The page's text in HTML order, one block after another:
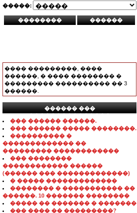
�����:
���� ���������, ����
������, � ���� �������� �
��������� ���������� �� 3
������.
������ ���
���������������
��� ������ ������.
��� ������ ����� ��������.
���������� �
������������� ��
��������� ������������
��� ��������
������������ ������
(������ ��� �������������)
� ����� �������������
�������� � ����������� ��
������. 10 ������� ��������
����� �� ������� � �������
��� ���� �� ���������?